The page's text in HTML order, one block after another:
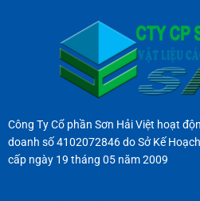
Công Ty Cổ phần Sơn Hải Việt hoạt
doanh số 4102072846 do Sở Kế
cấp ngày 19 tháng 05 năm 2009